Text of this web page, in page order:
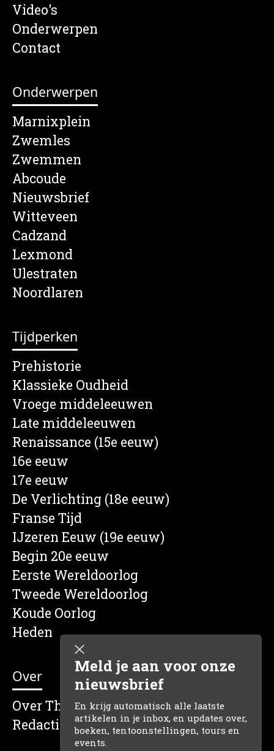
Meld je aan voor onze
nieuwsbrief
En krijg automatisch alle laatste
artikelen in je inbox, en updates over,
boeken, tentoonstellingen, tours en
events.
Video's
Onderwerpen
Contact
Onderwerpen
Marnixplein
Zwemles
Zwemmen
Abcoude
Nieuwsbrief
Witteveen
Cadzand
Lexmond
Ulestraten
Noordlaren
Tijdperken
Prehistorie
Klassieke Oudheid
Vroege middeleeuwen
Late middeleeuwen
Renaissance (15e eeuw)
16e eeuw
17e eeuw
De Verlichting (18e eeuw)
Franse Tijd
IJzeren Eeuw (19e eeuw)
Begin 20e eeuw
Eerste Wereldoorlog
Tweede Wereldoorlog
Koude Oorlog
Heden
Over
Over The Dutch Historian
Redactie